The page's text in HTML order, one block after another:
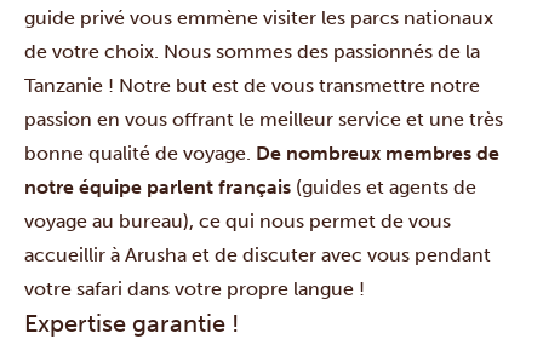
guide privé vous emmène visiter les parcs nationaux
de votre choix. Nous sommes des passionnés de la
Tanzanie ! Notre but est de vous transmettre notre
passion en vous offrant le meilleur service et une très
bonne qualité de voyage. De nombreux membres de
notre équipe parlent français (guides et agents de
voyage au bureau), ce qui nous permet de vous
accueillir à Arusha et de discuter avec vous pendant
votre safari dans votre propre langue !
Expertise garantie !